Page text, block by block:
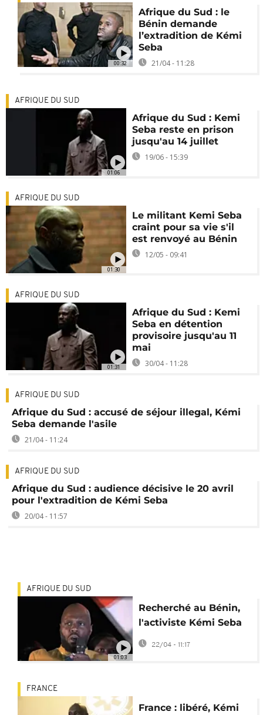
00:32
Afrique du Sud : le
Bénin demande
l’extradition de Kémi
Seba
21/04 - 11:28
01:06
AFRIQUE DU SUD
Afrique du Sud : Kemi
Seba reste en prison
jusqu'au 14 juillet
19/06 - 15:39
01:30
AFRIQUE DU SUD
Le militant Kemi Seba
craint pour sa vie s'il
est renvoyé au Bénin
12/05 - 09:41
01:31
AFRIQUE DU SUD
Afrique du Sud : Kemi
Seba en détention
provisoire jusqu'au 11
mai
30/04 - 11:28
AFRIQUE DU SUD
Afrique du Sud : accusé de séjour illegal, Kémi
Seba demande l'asile
21/04 - 11:24
AFRIQUE DU SUD
Afrique du Sud : audience décisive le 20 avril
pour l'extradition de Kémi Seba
20/04 - 11:57
01:03
AFRIQUE DU SUD
Recherché au Bénin,
l'activiste Kémi Seba
arrêté en Afrique du
22/04 - 11:17
FRANCE
France : libéré, Kémi